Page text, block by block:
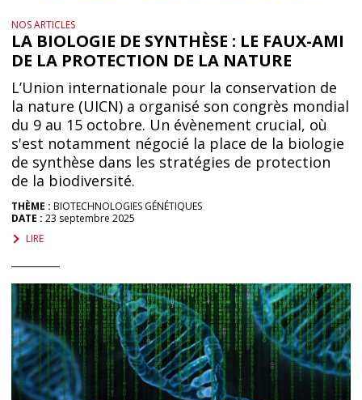
NOS ARTICLES
LA BIOLOGIE DE SYNTHÈSE : LE FAUX-AMI
DE LA PROTECTION DE LA NATURE
L’Union internationale pour la conservation de
la nature (UICN) a organisé son congrès mondial
du 9 au 15 octobre. Un évènement crucial, où
s'est notamment négocié la place de la biologie
de synthèse dans les stratégies de protection
de la biodiversité.
THÈME : BIOTECHNOLOGIES GÉNÉTIQUES
DATE : 23 septembre 2025
LIRE